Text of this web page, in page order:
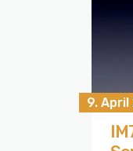
9. April